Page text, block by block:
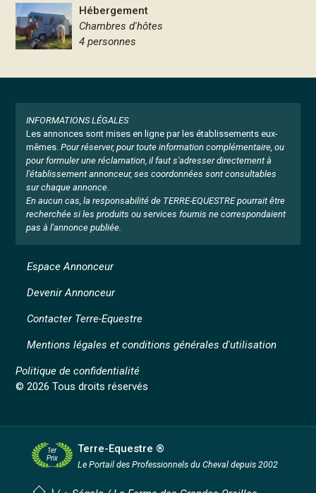
Hébergement
Chambres d'hôtes
4 personnes
INFORMATIONS LÉGALES
Les annonces sont mises en ligne par les établissements eux-
mêmes. Pour réserver, pour toute information complémentaire, ou
pour formuler une réclamation, il faut s'adresser directement à
l'établissement annonceur, ses coordonnées sont consultables
sur chaque annonce.
En aucun cas, la responsabilité de TERRE-EQUESTRE pourrait être
recherchée si les produits ou services fournis ne correspondaient
pas à l'annonce publiée.
Mentions légales et conditions générales d'utilisation
Politique de confidentialité
© 2026 Tous droits réservés
Espace Annonceur
Devenir Annonceur
Contacter Terre-Equestre
1er
Prix
Terre-Equestre ®
Le Portail des Professionnels du Cheval depuis 2002